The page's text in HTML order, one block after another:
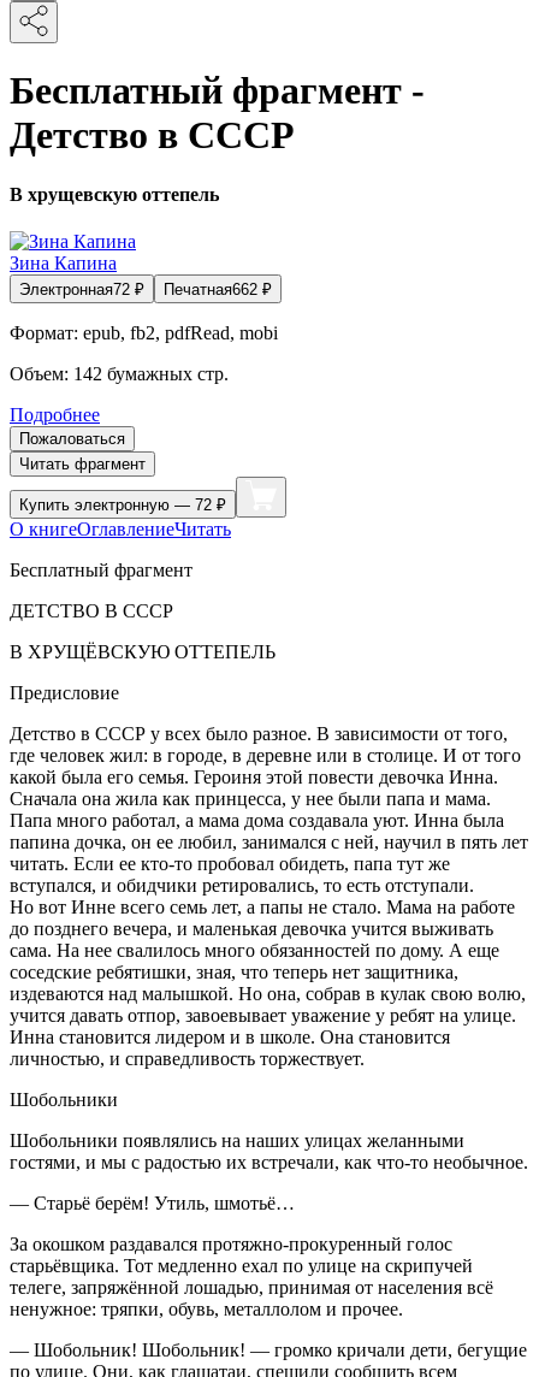
Бесплатный фрагмент -
Детство в СССР
В хрущевскую оттепель
Зина Капина
Электронная72 ₽ Печатная662 ₽
Формат: epub, fb2, pdfRead, mobi
Объем: 142 бумажных стр.
Подробнее
Пожаловаться
Читать фрагмент
Купить электронную — 72 ₽
О книгеОглавлениеЧитать
Бесплатный фрагмент
ДЕТСТВО В СССР
В ХРУЩЁВСКУЮ ОТТЕПЕЛЬ
Предисловие
Детство в СССР у всех было разное. В зависимости от того,
где человек жил: в городе, в деревне или в столице. И от того
какой была его семья. Героиня этой повести девочка Инна.
Сначала она жила как принцесса, у нее были папа и мама.
Папа много работал, а мама дома создавала уют. Инна была
папина дочка, он ее любил, занимался с ней, научил в пять лет
читать. Если ее кто-то пробовал обидеть, папа тут же
вступался, и обидчики ретировались, то есть отступали.
Но вот Инне всего семь лет, а папы не стало. Мама на работе
до позднего вечера, и маленькая девочка учится выживать
сама. На нее свалилось много обязанностей по дому. А еще
соседские ребятишки, зная, что теперь нет защитника,
издеваются над малышкой. Но она, собрав в кулак свою волю,
учится давать отпор, завоевывает уважение у ребят на улице.
Инна становится лидером и в школе. Она становится
личностью, и справедливость торжествует.
Шобольники
Шобольники появлялись на наших улицах желанными
гостями, и мы с радостью их встречали, как что-то необычное.
— Старьё берём! Утиль, шмотьё…
За окошком раздавался протяжно-прокуренный голос
старьёвщика. Тот медленно ехал по улице на скрипучей
телеге, запряжённой лошадью, принимая от населения всё
ненужное: тряпки, обувь, металлолом и прочее.
— Шобольник! Шобольник! — громко кричали дети, бегущие
по улице. Они, как глашатаи, спешили сообщить всем